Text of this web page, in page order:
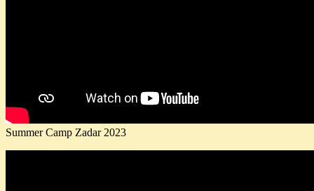
Summer Camp Zadar 2023